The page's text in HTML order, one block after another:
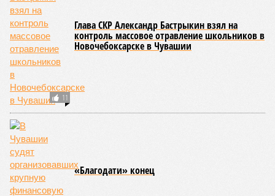
в противоборство, основная задача которого заключается в
Современная версия чувашской национальной борьбы
была создана в 1990-х годах. С того периода дисциплина
переживает этап активного возрождения, сохраняя при
этом неразрывную связь с многовековыми народными
традициями.
В настоящее время керешу демонстрирует рост
популярности. В 2024 году в столице республики, городе
Чебоксары, на базе спортивной школы № 11 состоялось
торжественное открытие Республиканского центра
единоборств «Керешу». площадка имеет все необходимые
условия для полноценной подготовки спортсменов